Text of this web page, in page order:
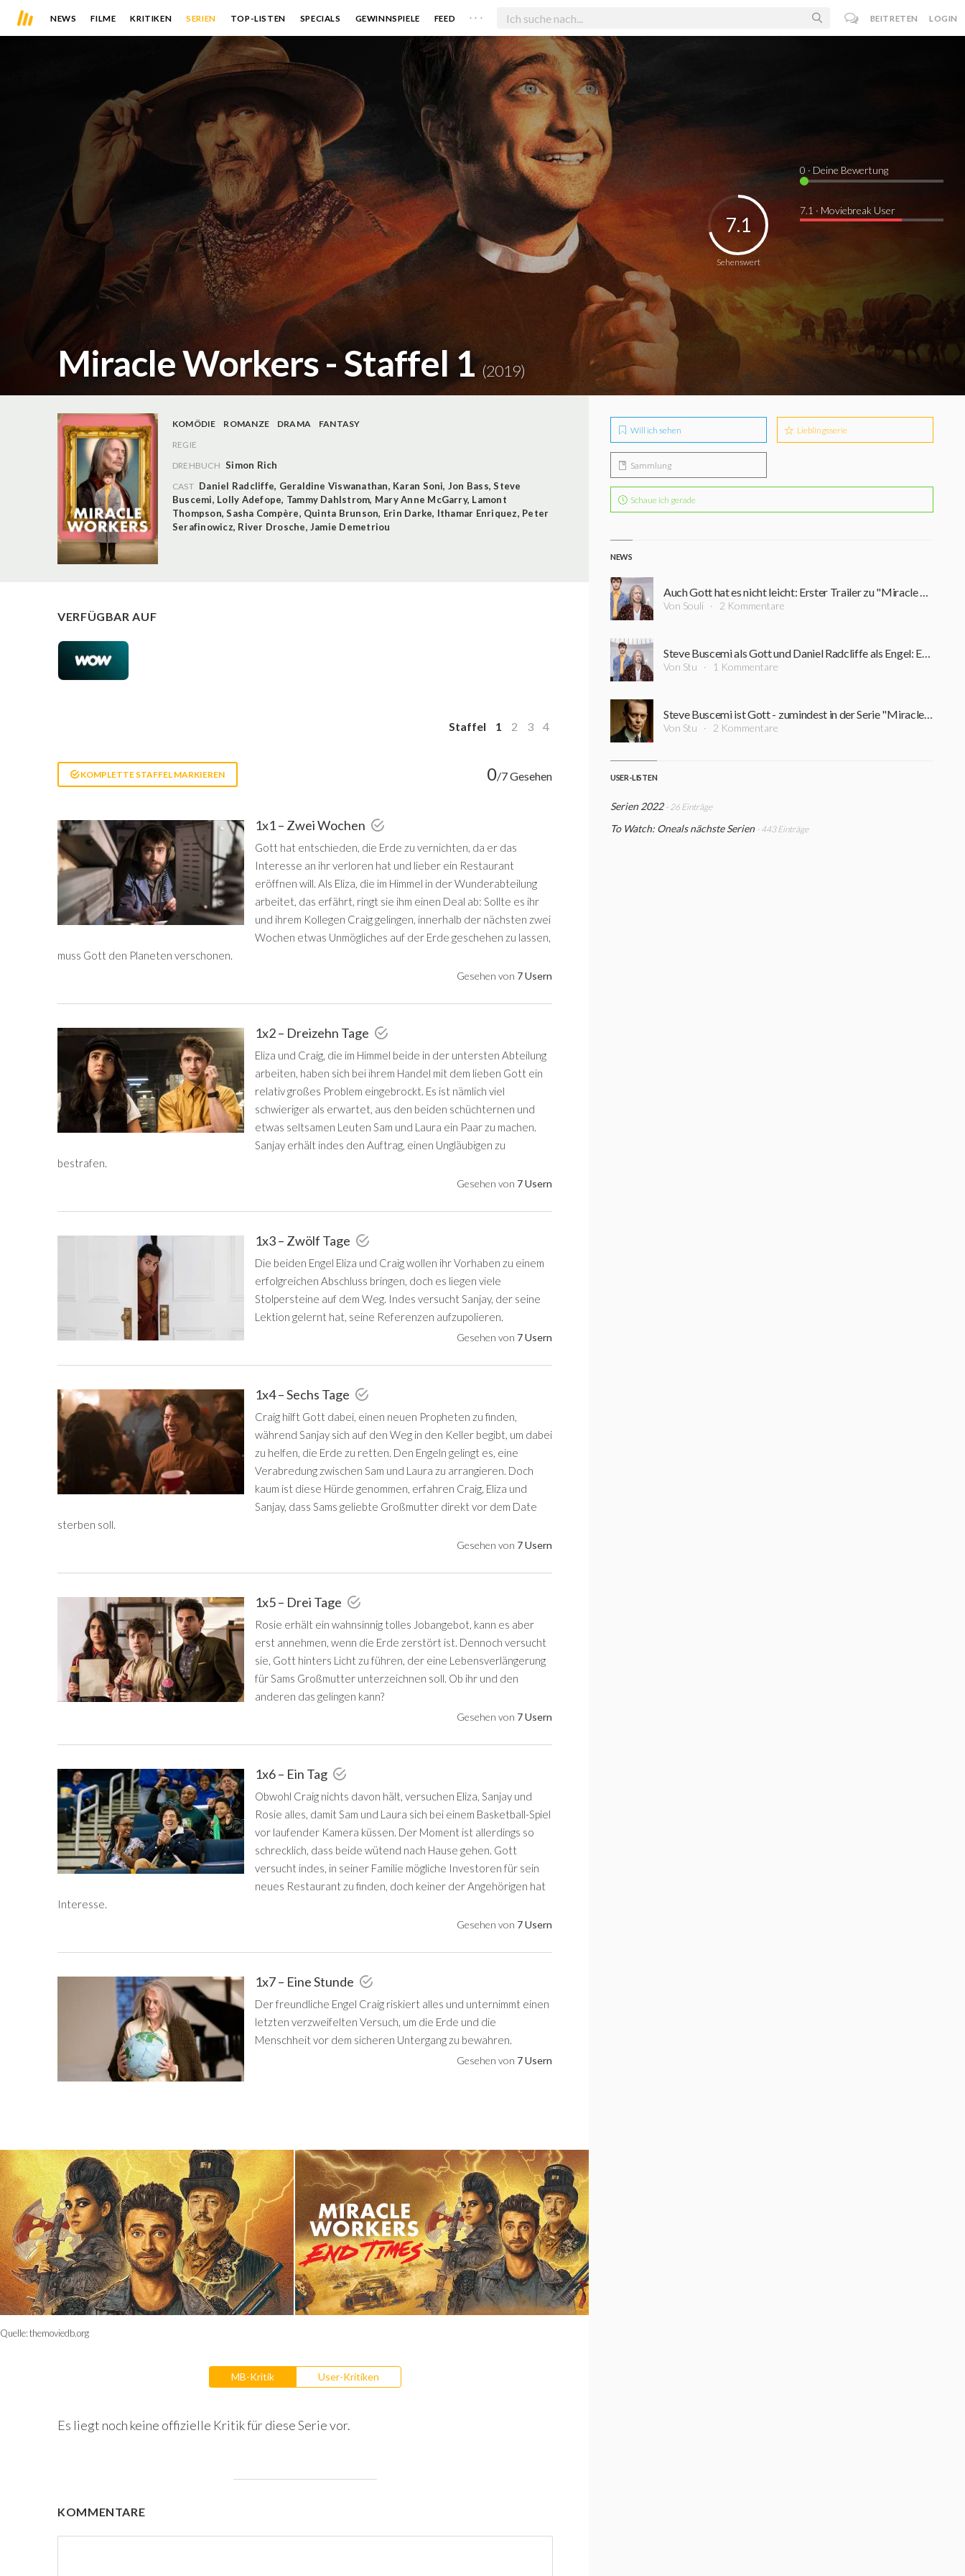
NEWS FILME KRITIKEN SERIEN TOP-LISTEN SPECIALS GEWINNSPIELE FEED . . . BEITRETEN LOGIN
Miracle Workers - Staffel 1(2019)
Sehenswert
7.1
0 · Deine Bewertung
7.1 · Moviebreak User
KOMÖDIE ROMANZE DRAMA
FANTASY
REGIE
DREHBUCH Simon Rich
CAST Daniel Radcliffe, Geraldine Viswanathan, Karan Soni, Jon Bass,Steve
Buscemi, Lolly Adefope, Tammy Dahlstrom, Mary Anne McGarry, Lamont
Thompson,Sasha Compère, Quinta Brunson, Erin Darke, Ithamar Enriquez, Peter
Serafinowicz, River Drosche, Jamie Demetriou
VERFÜGBAR AUF
Staffel 1 2 3 4
KOMPLETTE STAFFEL MARKIEREN 0/7 Gesehen
1x1 – Zwei Wochen
Gott hat entschieden, die Erde zu vernichten, da er das
Interesse an ihr verloren hat und lieber ein Restaurant
eröffnen will. Als Eliza, die im Himmel in der Wunderabteilung
arbeitet, das erfährt, ringt sie ihm einen Deal ab: Sollte es ihr
und ihrem Kollegen Craig gelingen, innerhalb der nächsten zwei
Wochen etwas Unmögliches auf der Erde geschehen zu lassen,
muss Gott den Planeten verschonen.
Gesehen von 7 Usern
1x2 – Dreizehn Tage
Eliza und Craig, die im Himmel beide in der untersten Abteilung
arbeiten, haben sich bei ihrem Handel mit dem lieben Gott ein
relativ großes Problem eingebrockt. Es ist nämlich viel
schwieriger als erwartet, aus den beiden schüchternen und
etwas seltsamen Leuten Sam und Laura ein Paar zu machen.
Sanjay erhält indes den Auftrag, einen Ungläubigen zu
bestrafen.
Gesehen von 7 Usern
1x3 – Zwölf Tage
Die beiden Engel Eliza und Craig wollen ihr Vorhaben zu einem
erfolgreichen Abschluss bringen, doch es liegen viele
Stolpersteine auf dem Weg. Indes versucht Sanjay, der seine
Lektion gelernt hat, seine Referenzen aufzupolieren.
Gesehen von 7 Usern
1x4 – Sechs Tage
Craig hilft Gott dabei, einen neuen Propheten zu finden,
während Sanjay sich auf den Weg in den Keller begibt, um dabei
zu helfen, die Erde zu retten. Den Engeln gelingt es, eine
Verabredung zwischen Sam und Laura zu arrangieren. Doch
kaum ist diese Hürde genommen, erfahren Craig, Eliza und
Sanjay, dass Sams geliebte Großmutter direkt vor dem Date
sterben soll.
Gesehen von 7 Usern
1x5 – Drei Tage
Rosie erhält ein wahnsinnig tolles Jobangebot, kann es aber
erst annehmen, wenn die Erde zerstört ist. Dennoch versucht
sie, Gott hinters Licht zu führen, der eine Lebensverlängerung
für Sams Großmutter unterzeichnen soll. Ob ihr und den
anderen das gelingen kann?
Gesehen von 7 Usern
1x6 – Ein Tag
Obwohl Craig nichts davon hält, versuchen Eliza, Sanjay und
Rosie alles, damit Sam und Laura sich bei einem Basketball-Spiel
vor laufender Kamera küssen. Der Moment ist allerdings so
schrecklich, dass beide wütend nach Hause gehen. Gott
versucht indes, in seiner Familie mögliche Investoren für sein
neues Restaurant zu finden, doch keiner der Angehörigen hat
Interesse.
Gesehen von 7 Usern
1x7 – Eine Stunde
Der freundliche Engel Craig riskiert alles und unternimmt einen
letzten verzweifelten Versuch, um die Erde und die
Menschheit vor dem sicheren Untergang zu bewahren.
Gesehen von 7 Usern
Quelle:themoviedb.org
MB-Kritik User-Kritiken
Es liegt noch keine offizielle Kritik für diese Serie vor.
KOMMENTARE
Will ich sehen Lieblingsserie
Sammlung
Schaue ich gerade
NEWS
Von Souli 2 Kommentare
Steve Buscemi als Gott und Daniel Radcliffe als Engel: Erster Teaser zu "Miracle Workers" ist da
Von Stu 1 Kommentare
Steve Buscemi ist Gott - zumindest in der Serie "Miracle Workers"
Von Stu 2 Kommentare
USER-LISTEN
Serien 2022 - 26 Einträge
To Watch: Oneals nächste Serien - 443 Einträge